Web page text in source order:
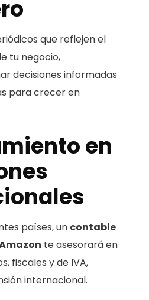
que reflejen el
tu negocio,
decisiones informadas
para crecer en
en
países, un contable
te asesorará en
fiscales y de IVA,
internacional.